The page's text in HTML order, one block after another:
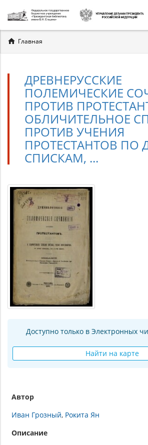
Вы
здесь
Главная
ДРЕВНЕРУССКИЕ
ПОЛЕМИЧЕСКИЕ
ПРОТИВ
ОБЛИЧИТЕЛЬНОЕ
ПРОТИВ УЧЕНИЯ
ПРОТЕСТАНТОВ ПО
СПИСКАМ, ...
Доступно только в Электронных
Найти на карте
Автор
Иван Грозный Рокита Ян
Описание